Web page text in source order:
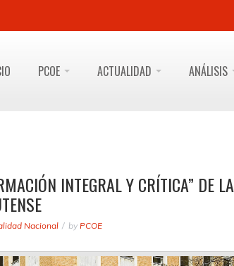
PCOE ACTUALIDAD ANÁLISIS
INTEGRAL Y CRÍTICA” DE LA
Nacional by PCOE